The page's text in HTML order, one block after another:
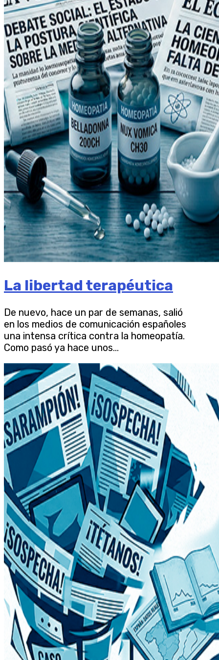
La libertad terapéutica
De nuevo, hace un par de semanas, salió
en los medios de comunicación españoles
una intensa crítica contra la homeopatía.
Como pasó ya hace unos...